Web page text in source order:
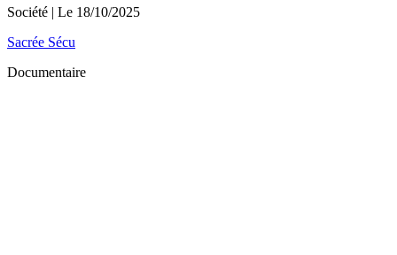
Société | Le 18/10/2025
Sacrée Sécu
Documentaire